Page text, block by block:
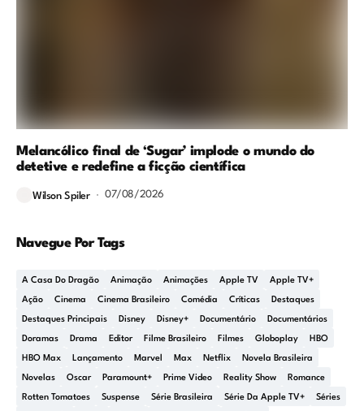
Melancólico final de ‘Sugar’ implode o mundo do
detetive e redefine a ficção científica
Wilson Spiler 07/08/2026
Navegue Por Tags
A Casa Do Dragão Animação Animações Apple TV Apple TV+
Ação Cinema Cinema Brasileiro Comédia Críticas Destaques
Destaques Principais Disney Disney+ Documentário Documentários
Doramas Drama Editor Filme Brasileiro Filmes Globoplay HBO
HBO Max Lançamento Marvel Max Netflix Novela Brasileira
Novelas Oscar Paramount+ Prime Video Reality Show Romance
Rotten Tomatoes Suspense Série Brasileira Série Da Apple TV+ Séries